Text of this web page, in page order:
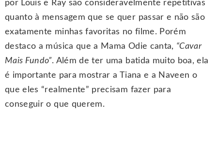
por Louis e Ray são consideravelmente repetitivas
quanto à mensagem que se quer passar e não são
exatamente minhas favoritas no filme. Porém
destaco a música que a Mama Odie canta, “Cavar
Mais Fundo”. Além de ter uma batida muito boa, ela
é importante para mostrar a Tiana e a Naveen o
que eles “realmente” precisam fazer para
conseguir o que querem.